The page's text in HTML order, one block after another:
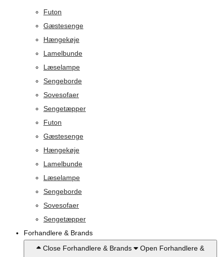
Futon
Gæstesenge
Hængekøje
Lamelbunde
Læselampe
Sengeborde
Sovesofaer
Sengetæpper
Futon
Gæstesenge
Hængekøje
Lamelbunde
Læselampe
Sengeborde
Sovesofaer
Sengetæpper
Forhandlere & Brands
Close Forhandlere & Brands
Open Forhandlere &